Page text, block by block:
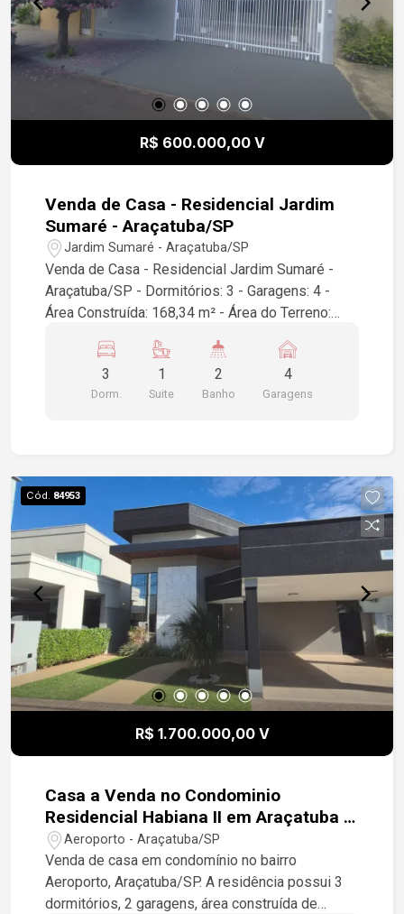
R$ 600.000,00 V
Venda de Casa - Residencial Jardim
Sumaré - Araçatuba/SP
Jardim Sumaré - Araçatuba/SP
Venda de Casa - Residencial Jardim Sumaré -
Araçatuba/SP - Dormitórios: 3 - Garagens: 4 -
Área Construída: 168,34 m² - Área do Terreno:
para quem busca conforto e espaço em um dos
bairros mais valorizados de Araçatuba. A casa
oferece um layout funcional e bem distribuído,
3
Dorm.
1
Suite
2
Banho
4
Garagens
Cód. 84953
R$ 1.700.000,00 V
Casa a Venda no Condominio
Residencial Habiana II em Araçatuba -
SPAeroporto - Araçatuba/SP
Venda de casa em condomínio no bairro
Aeroporto, Araçatuba/SP. A residência possui 3
dormitórios, 2 garagens, área construída de